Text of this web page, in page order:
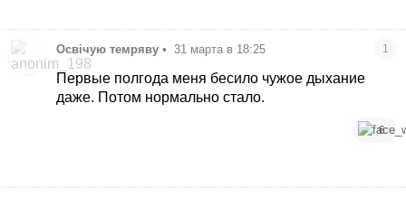
Освічую темряву • 31 марта в 18:25 1
Первые полгода меня бесило чужое дыхание
даже. Потом нормально стало.
6